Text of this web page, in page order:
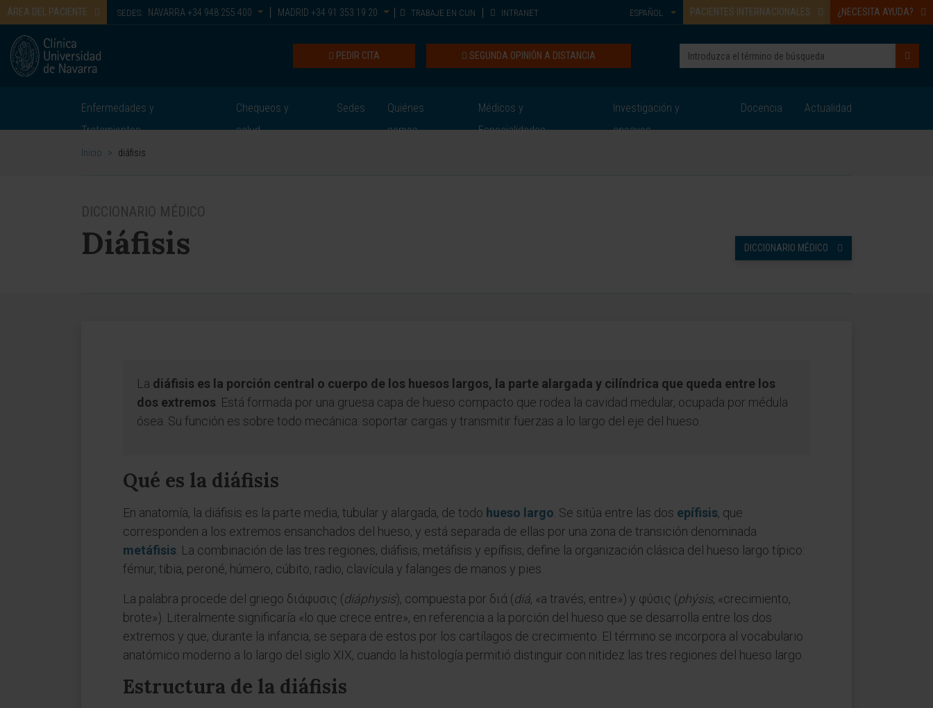
ÁREA DEL PACIENTE SEDES: NAVARRA +34 948 255 400 MADRID +34 91 353 19 20 TRABAJE EN CUN INTRANET PACIENTES INTERNACIONALES ¿NECESITA AYUDA?
ESPAÑOL
SEGUNDA OPINIÓN A DISTANCIA
PEDIR CITA
Enfermedades y
Tratamientos
Chequeos y
salud
Sedes
Quiénes
somos
Médicos y
Especialidades
Investigación y
ensayos
Docencia Actualidad
Inicio > diáfisis
DICCIONARIO MÉDICO
Diáfisis DICCIONARIO MÉDICO
La diáfisis es la porción central o cuerpo de los huesos largos, la parte alargada y cilíndrica que queda entre los
dos extremos . Está formada por una gruesa capa de hueso compacto que rodea la cavidad medular, ocupada por médula
ósea. Su función es sobre todo mecánica: soportar cargas y transmitir fuerzas a lo largo del eje del hueso.
Qué es la diáfisis
En anatomía, la diáfisis es la parte media, tubular y alargada, de todo hueso largo . Se sitúa entre las dos epífisis, que
corresponden a los extremos ensanchados del hueso, y está separada de ellas por una zona de transición denominada
metáfisis . La combinación de las tres regiones, diáfisis, metáfisis y epífisis, define la organización clásica del hueso largo típico:
fémur, tibia, peroné, húmero, cúbito, radio, clavícula y falanges de manos y pies.
La palabra procede del griego διάφυσις (diáphysis), compuesta por διά (diá, «a través, entre») y φύσις (phýsis, «crecimiento,
brote»). Literalmente significaría «lo que crece entre», en referencia a la porción del hueso que se desarrolla entre los dos
extremos y que, durante la infancia, se separa de estos por los cartílagos de crecimiento. El término se incorpora al vocabulario
anatómico moderno a lo largo del siglo XIX, cuando la histología permitió distinguir con nitidez las tres regiones del hueso largo.
Estructura de la diáfisis